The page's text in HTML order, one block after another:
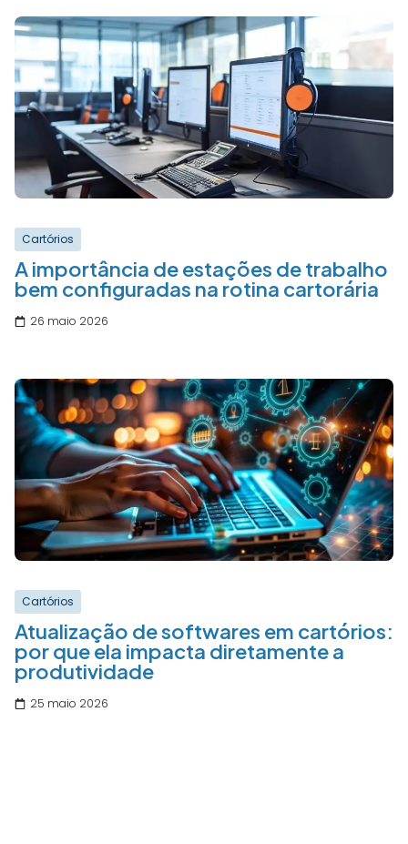
Cartórios
A importância de estações de trabalho
bem configuradas na rotina cartorária
26 maio 2026
Cartórios
Atualização de softwares em cartórios:
por que ela impacta diretamente a
produtividade
25 maio 2026